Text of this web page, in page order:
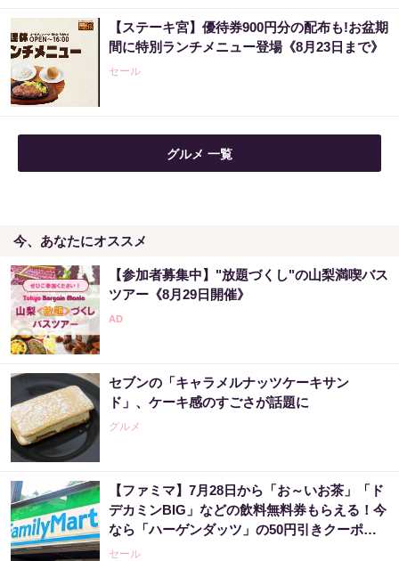
【ステーキ宮】優待券900円分の配布も!お盆期
間に特別ランチメニュー登場《8月23日まで》
セール
グルメ 一覧
今、あなたにオススメ
【参加者募集中】"放題づくし"の山梨満喫バス
ツアー《8月29日開催》
セブンの「キャラメルナッツケーキサン
ド」、ケーキ感のすごさが話題に
グルメ
【ファミマ】7月28日から「お～いお茶」「ド
デカミンBIG」などの飲料無料券もらえる！今
なら「ハーゲンダッツ」の50円引きクーポン
も。
セール